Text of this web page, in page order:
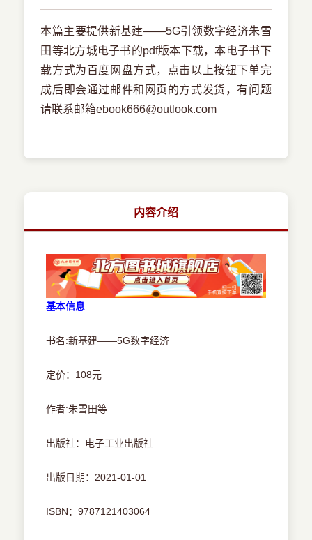
本篇主要提供新基建――5G引领数字经济朱雪
田等北方城电子书的pdf版本下载，本电子书下
载方式为百度网盘方式，点击以上按钮下单完
成后即会通过邮件和网页的方式发货，有问题
请联系邮箱ebook666@outlook.com
内容介绍
基本信息
书名:新基建――5G数字经济
定价：108元
作者:朱雪田等
出版社：电子工业出版社
出版日期：2021-01-01
ISBN：9787121403064